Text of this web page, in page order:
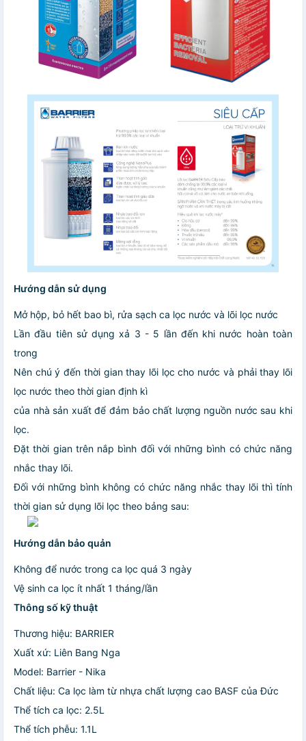
Hướng dẫn sử dụng
Mở hộp, bỏ hết bao bì, rửa sạch ca lọc nước và lõi lọc nước
Lần đầu tiên sử dụng xả 3 - 5 lần đến khi nước hoàn toàn
trong
Nên chú ý đến thời gian thay lõi lọc cho nước và phải thay lõi
lọc nước theo thời gian định kì
của nhà sản xuất để đảm bảo chất lượng nguồn nước sau khi
lọc.
Đặt thời gian trên nắp bình đối với những bình có chức năng
nhắc thay lõi.
Đối với những bình không có chức năng nhắc thay lõi thì tính
thời gian sử dụng lõi lọc theo bảng sau:
Hướng dẫn bảo quản
Không để nước trong ca lọc quá 3 ngày
Vệ sinh ca lọc ít nhất 1 tháng/lần
Thông số kỹ thuật
Thương hiệu: BARRIER
Xuất xứ: Liên Bang Nga
Model: Barrier - Nika
Chất liệu: Ca lọc làm từ nhựa chất lượng cao BASF của Đức
Thể tích ca lọc: 2.5L
Thể tích phễu: 1.1L